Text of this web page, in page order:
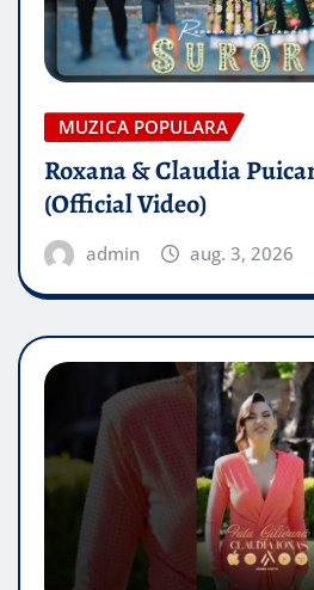
MUZICA POPULARA
Roxana & Claudia
(Official Video)
admin aug. 3, 2026